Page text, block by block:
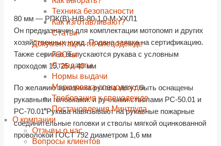
Техника безопасности
Как изготавливают?
Статьи
Документация по спецодежде
ГОСТы
Cтандарты
Нормы выдачи
Маркировка спецодежды
Требования к спецодежде
Постановления Минтруда
О компании
Отзывы о нас
Вопросы клиентов
80 мм — РПК(В)-Н/В-80-1,0-М-УХЛ1
Он предназначен для комплектации мотопомп и других
хозяйственных нужд. Подана заявка на сертификацию.
Также серийно выпускаются рукава с условным
проходом 19, 25 и 40 мм
По желанию заказчика рукава могут быть оснащены
рукавными головками. и ручными стволами РС-50.01 и
РС-70.01 Рукава навязывают на рукавные пожарные
соединительные головки и стволы мягкой оцинкованной
проволокой ГОСТ 792 диаметром 1,6 мм